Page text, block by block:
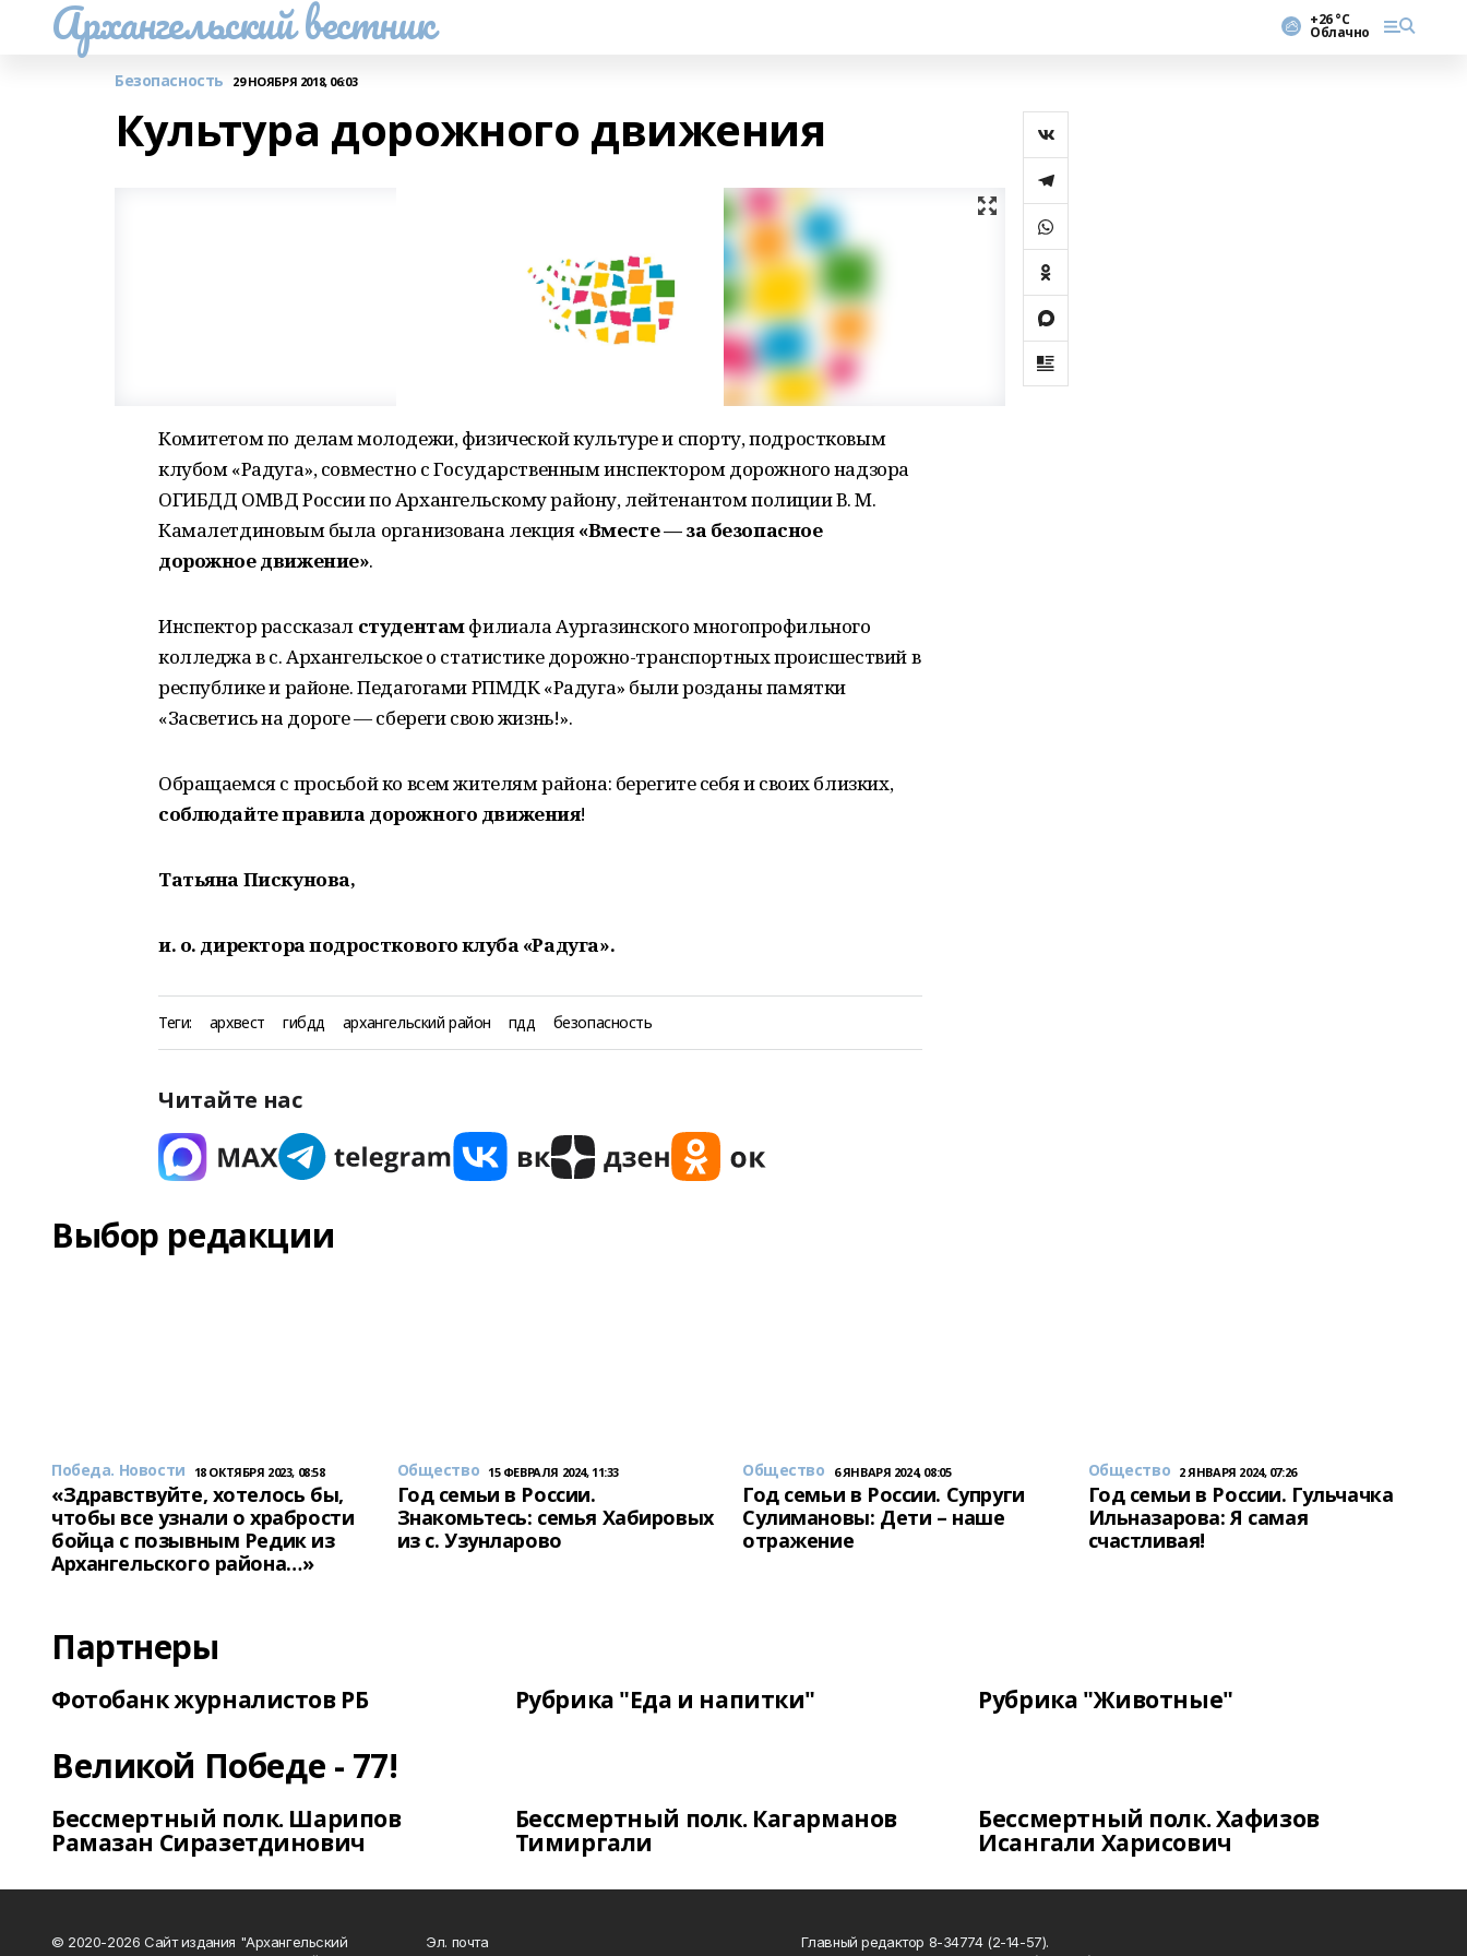
Архангельский вестник +26 °С
Облачно
Безопасность 29 НОЯБРЯ 2018, 06:03
Культура дорожного движения
Комитетом по делам молодежи, физической культуре и спорту, подростковым
клубом «Радуга», совместно с Государственным инспектором дорожного надзора
ОГИБДД ОМВД России по Архангельскому району, лейтенантом полиции В. М.
Камалетдиновым была организована лекция«Вместе — за безопасное
дорожное движение».
Инспектор рассказал студентамфилиала Аургазинского многопрофильного
колледжа в с. Архангельское о статистике дорожно-транспортных происшествий в
республике и районе. Педагогами РПМДК «Радуга» были розданы памятки
«Засветись на дороге — сбереги свою жизнь!».
Обращаемся с просьбой ко всем жителям района: берегите себя и своих близких,
соблюдайте правила дорожного движения!
Татьяна Пискунова,
и. о. директора подросткового клуба «Радуга».
Теги: архвест гибдд архангельский район пдд безопасность
Читайте нас
Выбор редакции
Победа. Новости 18 ОКТЯБРЯ 2023, 08:58
«Здравствуйте, хотелось бы,
чтобы все узнали о храбрости
бойца с позывным Редик из
Архангельского района…»
Общество 15 ФЕВРАЛЯ 2024, 11:33
Год семьи в России.
Знакомьтесь: семья Хабировых
из с. Узунларово
Общество 6 ЯНВАРЯ 2024, 08:05
Год семьи в России. Супруги
Сулимановы: Дети – наше
отражение
Общество 2 ЯНВАРЯ 2024, 07:26
Год семьи в России. Гульчачка
Ильназарова: Я самая
счастливая!
Партнеры
Фотобанк журналистов РБ Рубрика "Еда и напитки" Рубрика "Животные"
Великой Победе - 77!
Бессмертный полк. Шарипов
Рамазан Сиразетдинович
Бессмертный полк. Кагарманов
Тимиргали
Бессмертный полк. Хафизов
Исангали Харисович
© 2020-2026 Сайт издания "Архангельский
Эл. почта
Главный редактор 8-34774 (2-14-57).